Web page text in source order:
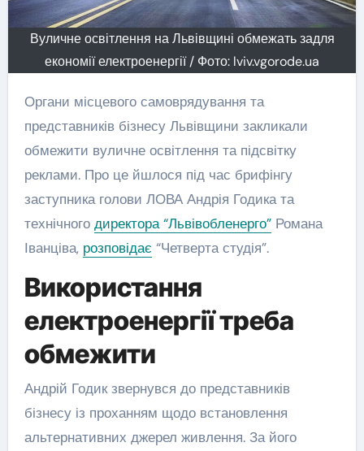
Вуличне освітлення на Львівщині обмежать задля
економії електроенергії / Фото: lviv.vgorode.ua
Органи місцевого самоврядування та
представників бізнесу Львівщини закликали
обмежити вуличне освітлення та підсвітку
реклами. Про це йшлося під час брифінгу
заступника голови ЛОВА Андрія Годика та
технічного директора “Львівобленерго”Романа
Іванціва, розповідає “Четверта студія”.
Використання
електроенергії треба
обмежити
Андрій Годик звернувся до представників
бізнесу із проханням щодо встановлення
альтернативних джерел живлення. За його